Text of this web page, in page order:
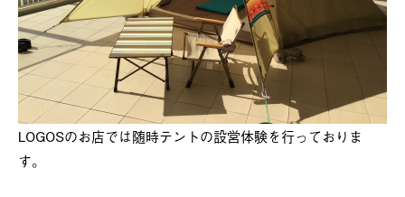
LOGOSのお店では随時テントの設営体験を行っておりま
す。